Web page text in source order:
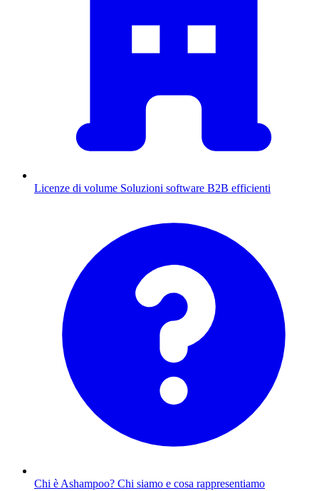
Licenze di volume Soluzioni software B2B efficienti
Chi è Ashampoo? Chi siamo e cosa rappresentiamo